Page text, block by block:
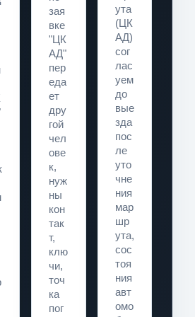
зая
вке
"ЦК
АД"
пер
еда
ет
дру
гой
чел
ове
к,
нуж
ны
кон
так
т,
клю
чи,
точ
ка
пог
ута
(ЦК
АД)
сог
лас
уем
до
вые
зда
пос
ле
уто
чне
ния
мар
шр
ута,
сос
тоя
ния
авт
омо